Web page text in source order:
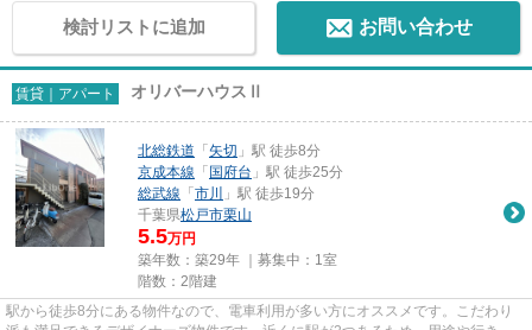
検討リストに追加 お問い合わせ
賃貸｜アパート オリバーハウスⅡ
北総鉄道 「 矢切 」駅 徒歩8分
京成本線 「 国府台 」駅 徒歩25分
総武線 「 市川
」駅 徒歩19分
千葉県松戸市栗山
5.5万円
築年数：築29年 ｜募集中： 1室
階数：2階建
駅から徒歩8分にある物件なので、電車利用が多い方にオススメです。こだわり